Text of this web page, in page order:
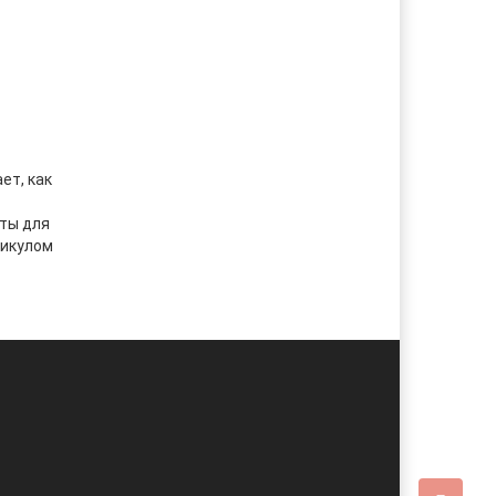
как
для